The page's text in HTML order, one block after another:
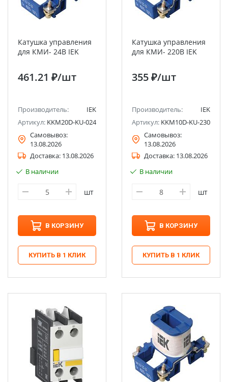
Катушка управления
для КМИ- 24В IEK
461.21 ₽/шт
Производитель:
IEK
Артикул: KKM20D-KU-024
Самовывоз:
13.08.2026
Доставка: 13.08.2026
В наличии
шт
В КОРЗИНУ
КУПИТЬ В 1 КЛИК
Катушка управления
для КМИ- 220В IEK
355 ₽/шт
Производитель:
IEK
Артикул: KKM10D-KU-230
Самовывоз:
13.08.2026
Доставка: 13.08.2026
В наличии
шт
В КОРЗИНУ
КУПИТЬ В 1 КЛИК